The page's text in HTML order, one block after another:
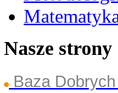
Nasze strony
Baza